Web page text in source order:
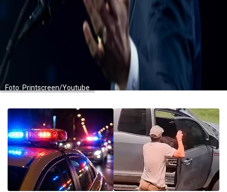
Foto: Printscreen/Youtube